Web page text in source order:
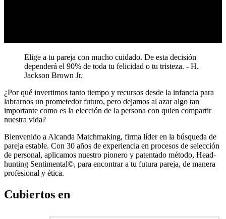
Elige a tu pareja con mucho cuidado. De esta decisión
dependerá el 90% de toda tu felicidad o tu tristeza. - H.
Jackson Brown Jr.
¿Por qué invertimos tanto tiempo y recursos desde la infancia para
labrarnos un prometedor futuro, pero dejamos al azar algo tan
importante como es la elección de la persona con quien compartir
nuestra vida?
Bienvenido a Alcanda Matchmaking, firma líder en la búsqueda de
pareja estable. Con 30 años de experiencia en procesos de selección
de personal, aplicamos nuestro pionero y patentado método, Head-
hunting Sentimental©, para encontrar a tu futura pareja, de manera
profesional y ética.
Cubiertos en